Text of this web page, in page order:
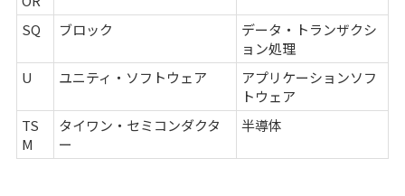
SQ ブロック
データ・トランザクシ
ョン処理
U
ユニティ・ソフトウェア
アプリケーションソフ
トウェア
TS
M
タイワン・セミコンダクタ
ー
半導体